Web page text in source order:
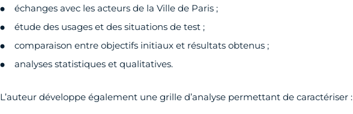
échanges avec les acteurs de la Ville de Paris ;
étude des usages et des situations de test ;
comparaison entre objectifs initiaux et résultats obtenus ;
analyses statistiques et qualitatives.
L’auteur développe également une grille d’analyse permettant de caractériser :